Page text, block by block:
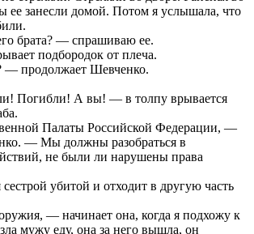
ее занесли домой. Потом я услышала, что
брата? — спрашиваю ее.
подбородок от плеча.
продолжает Шевченко.
Погибли! А вы! — в толпу врывается
Палаты Российской Федерации, —
— Мы должны разобраться в
не были ли нарушены права
убитой и отходит в другую часть
— начинает она, когда я подхожу к
мужу еду, она за него вышла, он